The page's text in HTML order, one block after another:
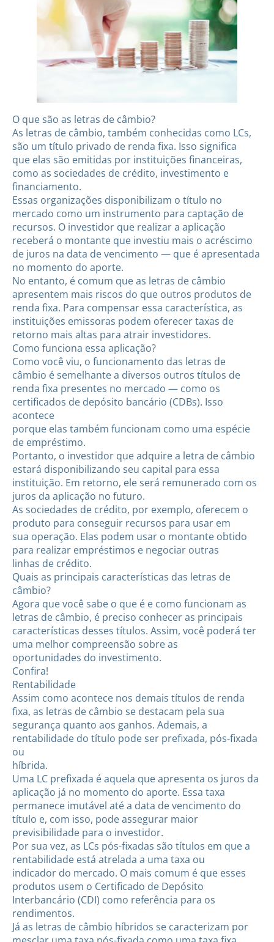
O que são as letras de câmbio?
As letras de câmbio, também conhecidas como LCs,
são um título privado de renda fixa. Isso significa
que elas são emitidas por instituições financeiras,
como as sociedades de crédito, investimento e
financiamento.
Essas organizações disponibilizam o título no
mercado como um instrumento para captação de
recursos. O investidor que realizar a aplicação
receberá o montante que investiu mais o acréscimo
de juros na data de vencimento — que é apresentada
no momento do aporte.
No entanto, é comum que as letras de câmbio
apresentem mais riscos do que outros produtos de
renda fixa. Para compensar essa característica, as
instituições emissoras podem oferecer taxas de
retorno mais altas para atrair investidores.
Como funciona essa aplicação?
Como você viu, o funcionamento das letras de
câmbio é semelhante a diversos outros títulos de
renda fixa presentes no mercado — como os
certificados de depósito bancário (CDBs). Isso
acontece
porque elas também funcionam como uma espécie
de empréstimo.
Portanto, o investidor que adquire a letra de câmbio
estará disponibilizando seu capital para essa
instituição. Em retorno, ele será remunerado com os
juros da aplicação no futuro.
As sociedades de crédito, por exemplo, oferecem o
produto para conseguir recursos para usar em
sua operação. Elas podem usar o montante obtido
para realizar empréstimos e negociar outras
linhas de crédito.
Quais as principais características das letras de
câmbio?
Agora que você sabe o que é e como funcionam as
letras de câmbio, é preciso conhecer as principais
características desses títulos. Assim, você poderá ter
uma melhor compreensão sobre as
oportunidades do investimento.
Confira!
Rentabilidade
Assim como acontece nos demais títulos de renda
fixa, as letras de câmbio se destacam pela sua
segurança quanto aos ganhos. Ademais, a
rentabilidade do título pode ser prefixada, pós-fixada
ou
híbrida.
Uma LC prefixada é aquela que apresenta os juros da
aplicação já no momento do aporte. Essa taxa
permanece imutável até a data de vencimento do
título e, com isso, pode assegurar maior
previsibilidade para o investidor.
Por sua vez, as LCs pós-fixadas são títulos em que a
rentabilidade está atrelada a uma taxa ou
indicador do mercado. O mais comum é que esses
produtos usem o Certificado de Depósito
Interbancário (CDI) como referência para os
rendimentos.
Já as letras de câmbio híbridos se caracterizam por